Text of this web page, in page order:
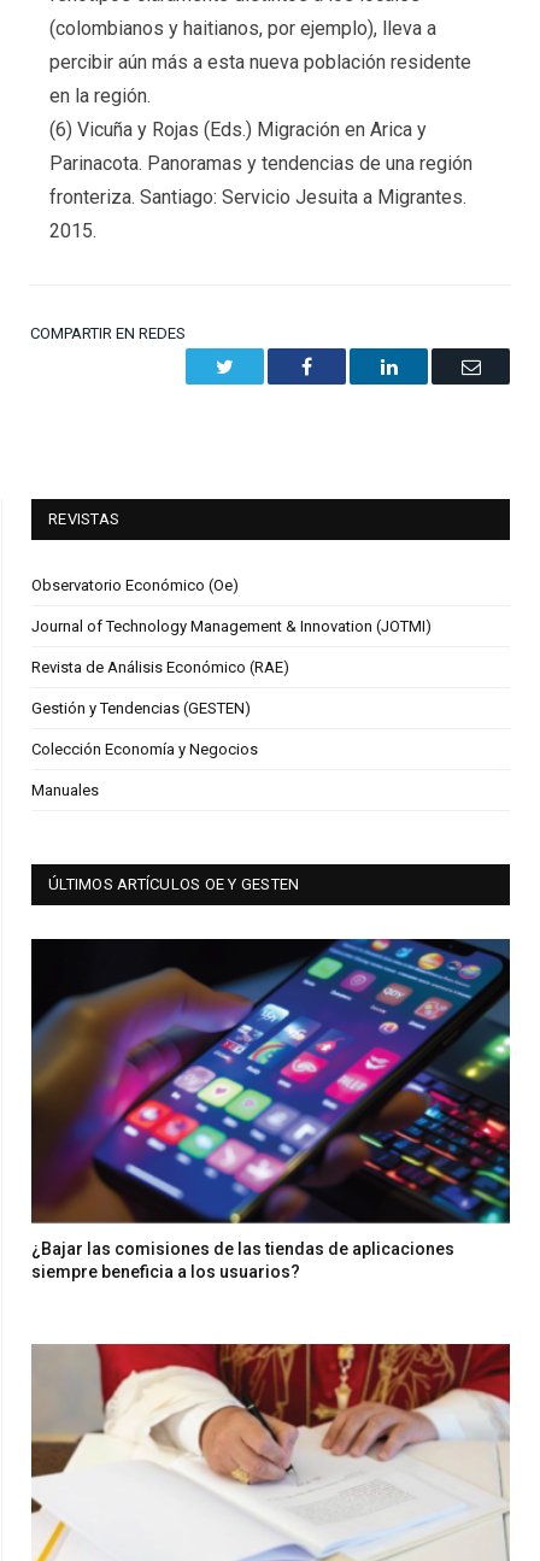
(colombianos y haitianos, por ejemplo), lleva a
percibir aún más a esta nueva población residente
en la región.
(6) Vicuña y Rojas (Eds.) Migración en Arica y
Parinacota. Panoramas y tendencias de una región
fronteriza. Santiago: Servicio Jesuita a Migrantes.
2015.
COMPARTIR EN REDES
Facebook LinkedIn Email
REVISTAS
Observatorio Económico (Oe)
Journal of Technology Management & Innovation (JOTMI)
Revista de Análisis Económico (RAE)
Gestión y Tendencias (GESTEN)
Colección Economía y Negocios
Manuales
ÚLTIMOS ARTÍCULOS OE Y GESTEN
¿Bajar las comisiones de las tiendas de aplicaciones
siempre beneficia a los usuarios?